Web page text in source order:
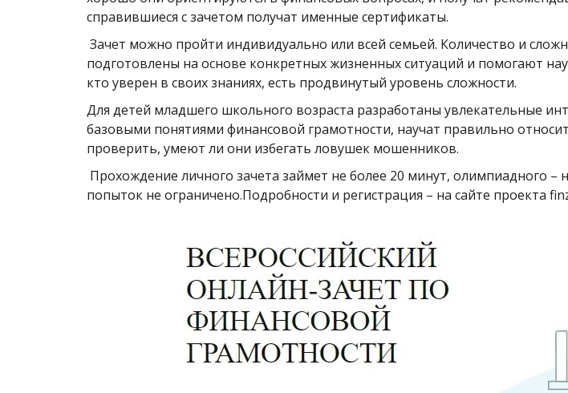
справившиеся с зачетом получат именные сертификаты.
Зачет можно пройти индивидуально или всей семьей. Количество и
подготовлены на основе конкретных жизненных ситуаций и помогают
кто уверен в своих знаниях, есть продвинутый уровень сложности.
Для детей младшего школьного возраста разработаны увлекательные
базовыми понятиями финансовой грамотности, научат правильно
проверить, умеют ли они избегать ловушек мошенников.
Прохождение личного зачета займет не более 20 минут, олимпиадного –
попыток не ограничено.Подробности и регистрация – на сайте проекта